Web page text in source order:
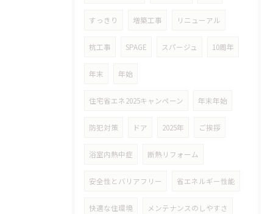
すっきり 増築工事 リニューアル
杭工事 SPAGE スパージュ 10周年
年末 年始
住宅省エネ2025キャンペーン 年末年始
防犯対策 ドア 2025年 ご挨拶
浴室内熱中症 断熱リフォーム
安全性とバリアフリー 省エネルギー性能
快適な住環境 メンテナンスのしやすさ